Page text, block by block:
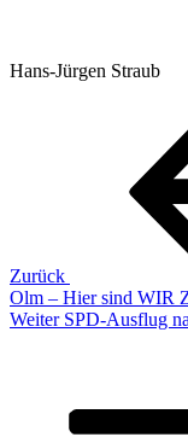
Hans-Jürgen Straub
Zurück
Olm – Hier sind WIR
Nächster
Weiter SPD-Ausflug